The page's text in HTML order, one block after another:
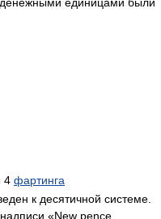
4 фартинга
к десятичной системе.
«New pence